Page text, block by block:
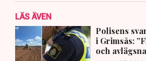
LÄS ÄVEN
Polisens
i Grimsås:
och